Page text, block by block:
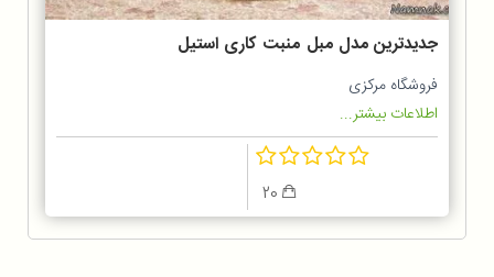
جدیدترین مدل مبل منبت کاری استیل
و راحتی منزل
فروشگاه مرکزی
اطلاعات بیشتر...